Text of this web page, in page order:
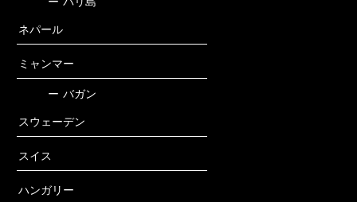
ネパール
ミャンマー
ー バガン
スウェーデン
スイス
ハンガリー